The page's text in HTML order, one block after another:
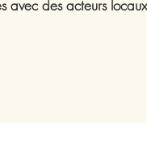
avec des acteurs